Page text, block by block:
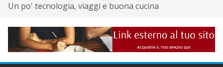
Un po' tecnologia, viaggi e buona cucina